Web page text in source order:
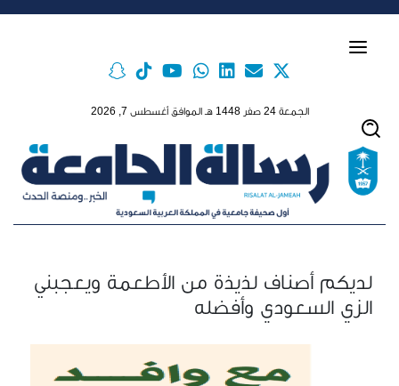
الجمعة 24 صفر 1448 هـ الموافق أغسطس 7, 2026
لديكم أصناف لذيذة من الأطعمة ويعجبني
الزي السعودي وأفضله